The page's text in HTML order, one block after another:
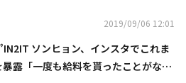
2019/09/06 12:01
ソンヒョン、インスタでこれま
暴露「一度も給料を貰ったことがな